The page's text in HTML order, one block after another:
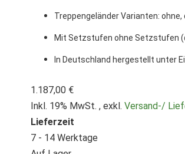
Treppengeländer Varianten:
Mit Setzstufen ohne Setzstufen
In Deutschland hergestellt unter
1.187,00 €
Inkl. 19% MwSt. , exkl. Versand-/
Lieferzeit
7 - 14 Werktage